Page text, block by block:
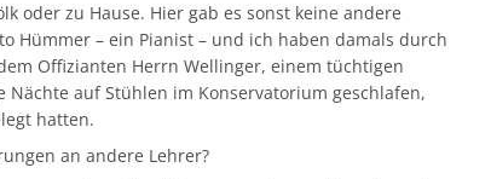
oder zu Hause. Hier gab es sonst keine andere
Hümmer – ein Pianist – und ich haben damals durch
Offizianten Herrn Wellinger, einem tüchtigen
Nächte auf Stühlen im Konservatorium geschlafen,
hatten.
an andere Lehrer?